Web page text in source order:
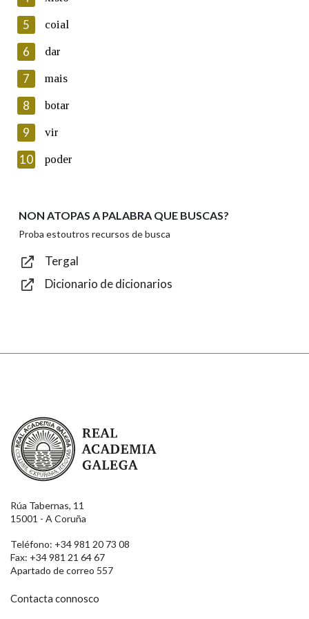
Lin e acepto as condicións da política de
Introduce o código que aparece na imaxe:
Texto de verificación
Enviar
5 coial
6 dar
7 mais
8 botar
9 vir
10 poder
NON ATOPAS A PALABRA QUE BUSCAS?
Proba estoutros recursos de busca
Tergal
Dicionario de dicionarios
Real Academia Galega
Rúa Tabernas, 11
15001 - A Coruña
Teléfono: +34 981 20 73 08
Fax: +34 981 21 64 67
Apartado de correo 557
Contacta connosco